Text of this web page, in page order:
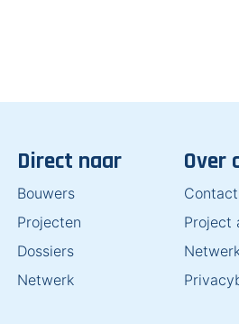
Direct naar
Bouwers
Projecten
Dossiers
Netwerk
Over
Contact
Project